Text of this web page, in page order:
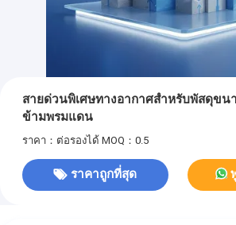
สายด่วนพิเศษทางอากาศสำหรับพัสดุขน
ข้ามพรมแดน
ราคา：ต่อรองได้ MOQ：0.5
ราคาถูกที่สุด